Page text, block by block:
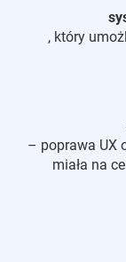
, który
– poprawa UX
miała na